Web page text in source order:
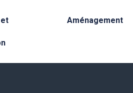
Aménagement